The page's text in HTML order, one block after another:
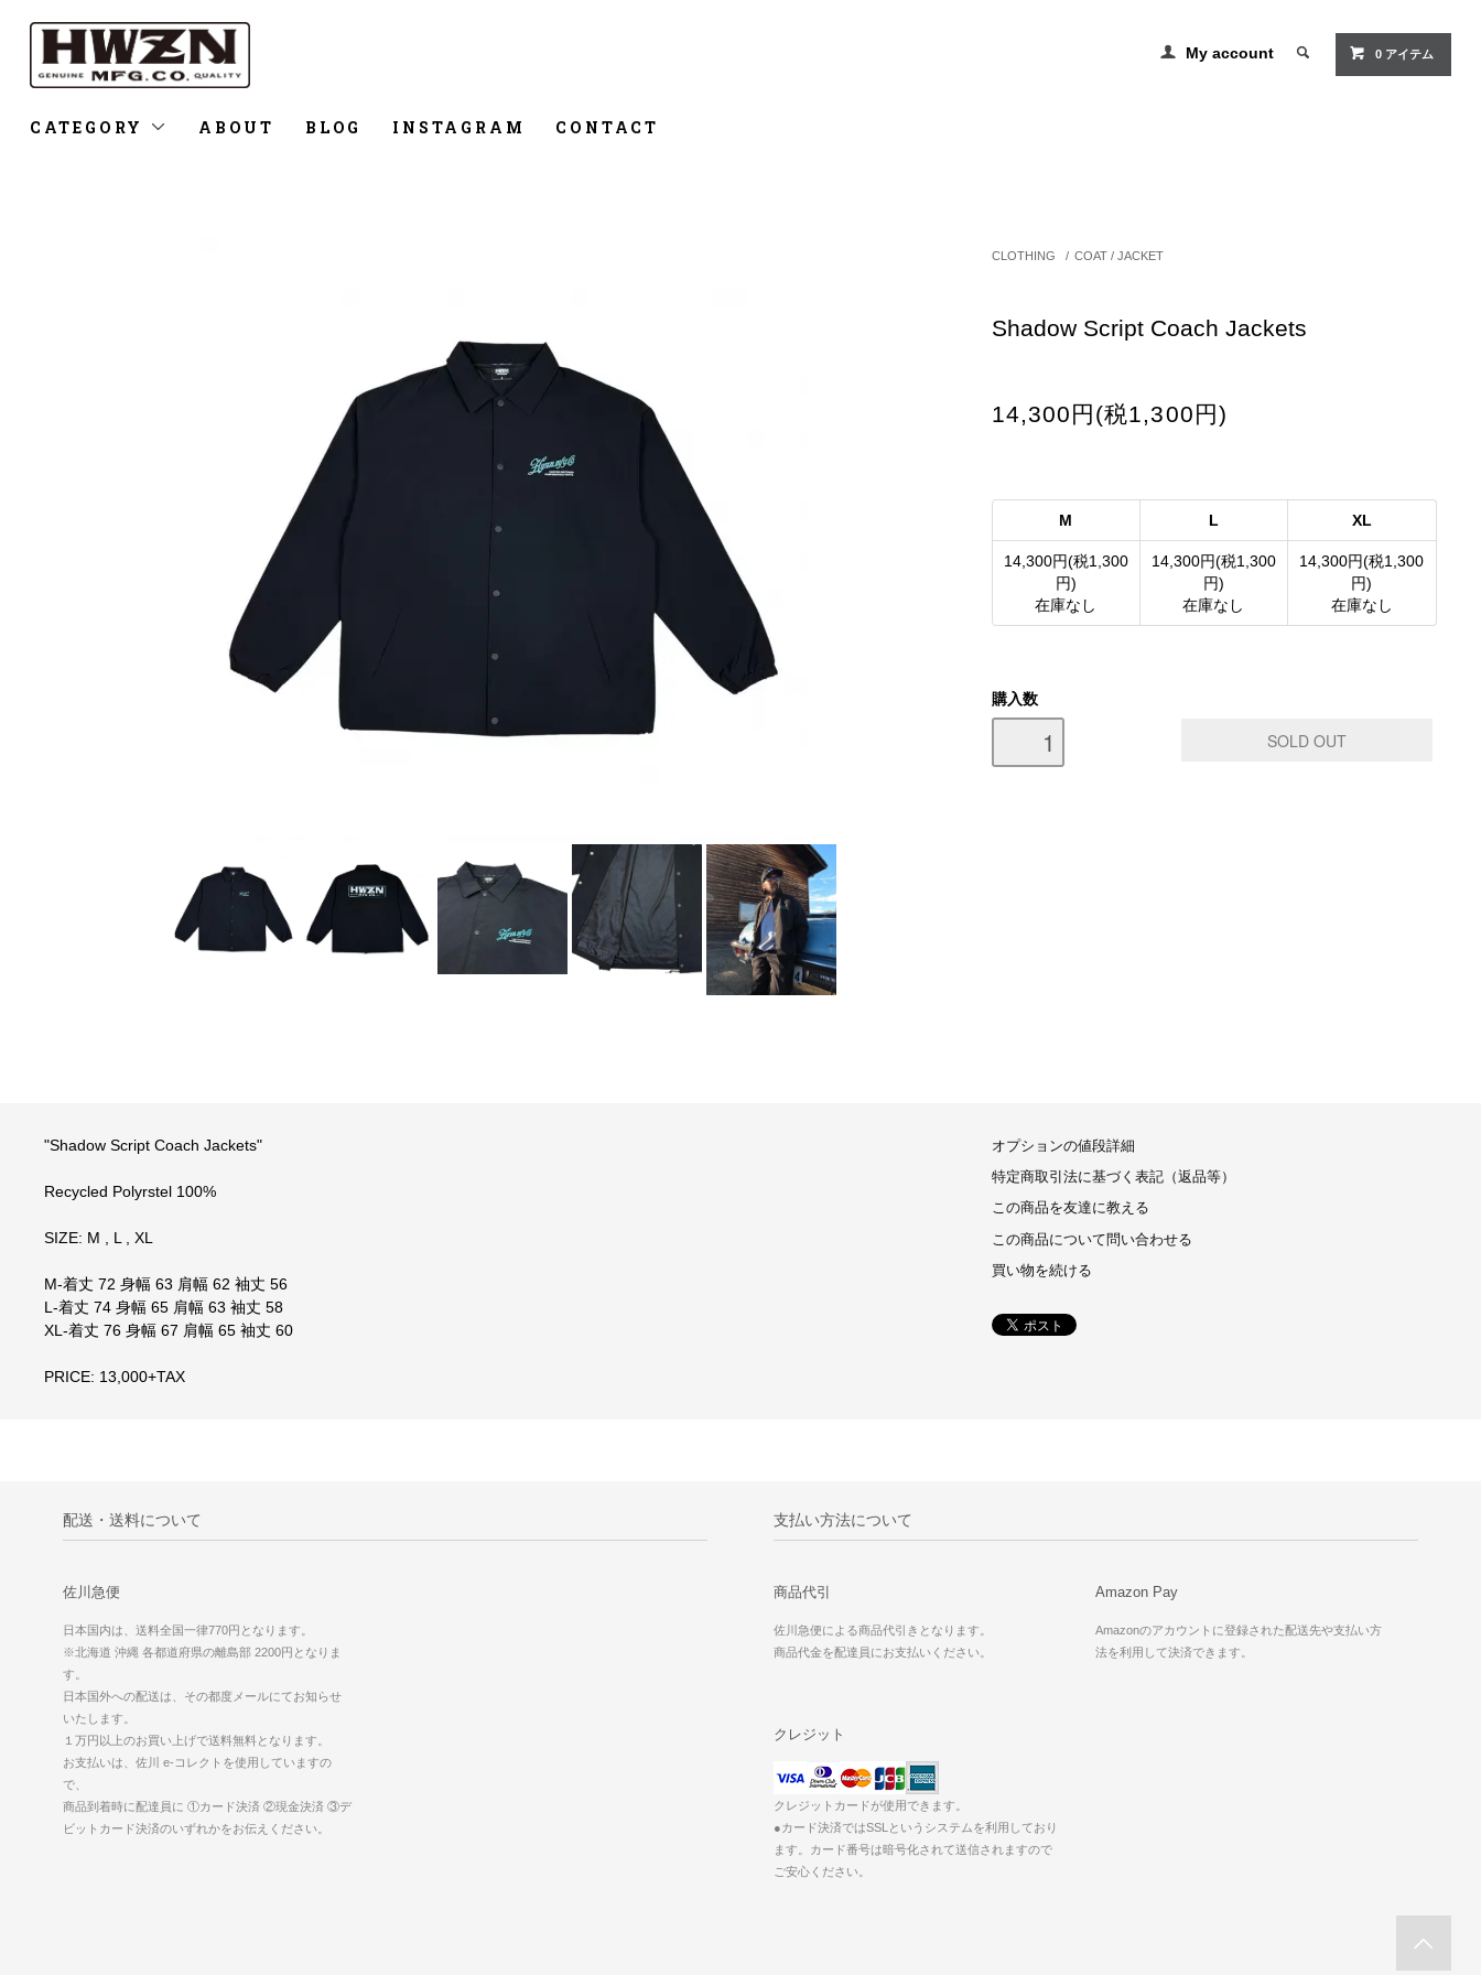
My account 0 アイテム
CATEGORY ABOUT BLOG INSTAGRAM CONTACT
CLOTHING / COAT / JACKET
Shadow Script Coach Jackets
14,300円(税1,300円)
M L XL
14,300円(税1,300
円)
在庫なし
14,300円(税1,300
円)
在庫なし
14,300円(税1,300
円)
在庫なし
購入数
"Shadow Script Coach Jackets"
Recycled Polyrstel 100%
SIZE: M , L , XL
M-着丈 72 身幅 63 肩幅 62 袖丈 56
L-着丈 74 身幅 65 肩幅 63 袖丈 58
XL-着丈 76 身幅 67 肩幅 65 袖丈 60
PRICE: 13,000+TAX
オプションの値段詳細
特定商取引法に基づく表記（返品等）
この商品を友達に教える
この商品について問い合わせる
買い物を続ける
配送・送料について
佐川急便
日本国内は、送料全国一律770円となります。
※北海道 沖縄 各都道府県の離島部 2200円となりま
す。
日本国外への配送は、その都度メールにてお知らせ
いたします。
１万円以上のお買い上げで送料無料となります。
お支払いは、佐川 e-コレクトを使用していますの
で、
商品到着時に配達員に ①カード決済 ②現金決済 ③デ
ビットカード決済のいずれかをお伝えください。
支払い方法について
商品代引
佐川急便による商品代引きとなります。
商品代金を配達員にお支払いください。
Amazon Pay
Amazonのアカウントに登録された配送先や支払い方
法を利用して決済できます。
クレジット
クレジットカードが使用できます。
●カード決済ではSSLというシステムを利用しており
ます。カード番号は暗号化されて送信されますので
ご安心ください。